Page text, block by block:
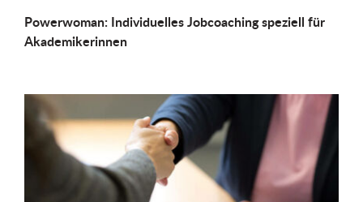
Powerwoman: Individu­elles Job­coaching speziell für
Aka­demiker­innen